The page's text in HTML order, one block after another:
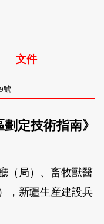
文件
號
定技術指南》
（局）、畜牧獸醫
，新疆生産建設兵